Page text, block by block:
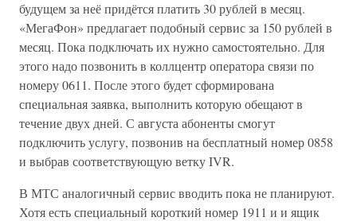
будущем за неё придётся платить 30 рублей в месяц.
«МегаФон» предлагает подобный сервис за 150 рублей в
месяц. Пока подключать их нужно самостоятельно. Для
этого надо позвонить в коллцентр оператора связи по
номеру 0611. После этого будет сформирована
специальная заявка, выполнить которую обещают в
течение двух дней. С августа абоненты смогут
подключить услугу, позвонив на бесплатный номер 0858
и выбрав соответствующую ветку IVR.
В МТС аналогичный сервис вводить пока не планируют.
Хотя есть специальный короткий номер 1911 и и ящик